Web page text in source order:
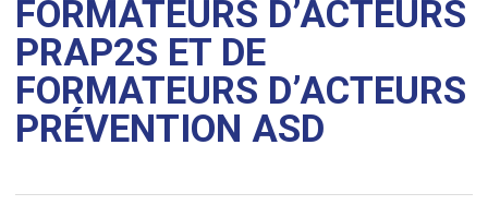
FORMATEURS D’ACTEURS
PRAP2S ET DE
FORMATEURS D’ACTEURS
PRÉVENTION ASD